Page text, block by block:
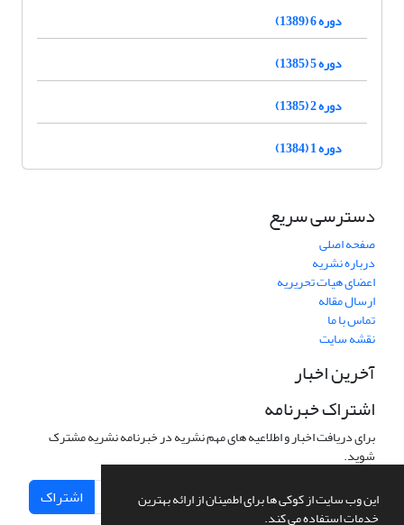
این وب سایت از کوکی ها برای اطمینان از ارائه بهترین
خدمات استفاده می کند.
دوره 6 (1389)
دوره 5 (1385)
دوره 2 (1385)
دوره 1 (1384)
دسترسی سریع
صفحه اصلی
درباره نشریه
اعضای هیات تحریریه
ارسال مقاله
تماس با ما
نقشه سایت
آخرین اخبار
اشتراک خبرنامه
برای دریافت اخبار و اطلاعیه های مهم نشریه در خبرنامه نشریه مشترک
شوید.
اشتراک